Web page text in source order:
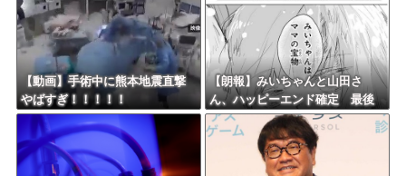
8/4のニュース
日本旅行キャンセルすべきか…1万年ぶり史上最大級の火山の兆し＝韓国の反応
更新中止のお知らせ
海外「おめでとうタキ！」リヴァプール南野がバースデーゴール！！
【動画】手術中に熊本地震直撃
やばすぎ！！！！！
【朗報】みいちゃんと山田さ
ん、ハッピーエンド確定 最後
はママに埋葬される